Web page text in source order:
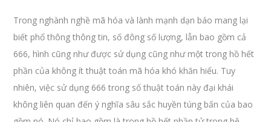
Trong nghành nghề mã hóa và lành mạnh dạn báo mang lại
biết phổ thông thông tin, số đông số lượng, lẫn bao gồm cả
666, hình cũng như được sử dụng cũng như một trong hồ hết
phần của không ít thuật toán mã hóa khó khăn hiểu. Tuy
nhiên, việc sử dụng 666 trong số thuật toán này đại khái
không liên quan đến ý nghĩa sâu sắc huyền túng bấn của bao